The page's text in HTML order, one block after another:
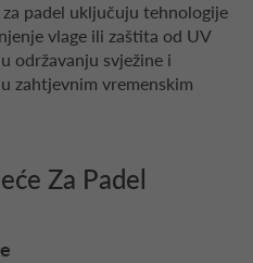
padel uključuju tehnologije
vlage ili zaštita od UV
održavanju svježine i
zahtjevnim vremenskim
Za Padel